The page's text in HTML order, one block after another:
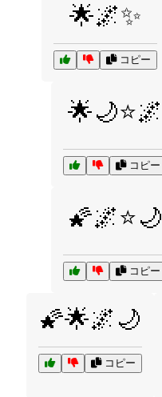
🌟🌌✨
コピー
🌟🌙⭐🌌
コピー
🌠🌌⭐🌙
コピー
🌠🌟🌌🌙
コピー